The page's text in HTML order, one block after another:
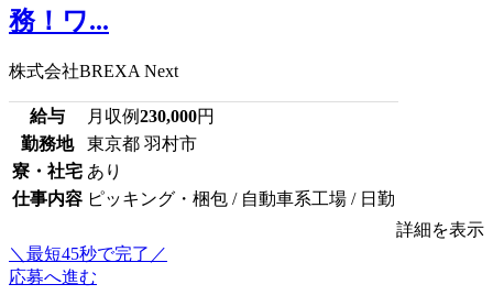
務！ワ...
株式会社BREXA Next
給与 月収例230,000円
勤務地
東京都 羽村市
寮・社宅 あり
仕事内容 ピッキング・梱包 / 自動車系工場 / 日勤
詳細を表示
＼最短45秒で完了／
応募へ進む